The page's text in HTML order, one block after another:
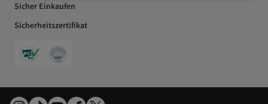
Sicher Einkaufen
Sicherheitszertifikat